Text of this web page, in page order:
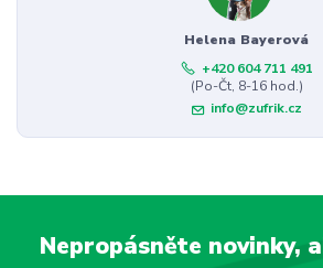
Helena Bayerová
+420 604 711 491
(Po-Čt, 8-16 hod.)
info@zufrik.cz
Nepropásněte novinky,